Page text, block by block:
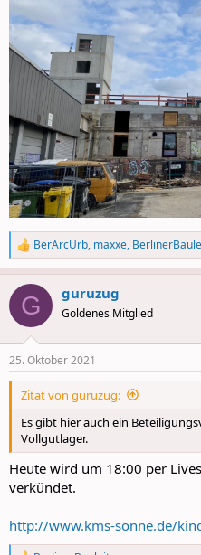
R
e
a
c
i
s
:
BerArcUrb, maxxe,
G guruzug
Goldenes Mitglied
25. Oktober 2021
Zitat von guruzug:
Es gibt hier auch ein
Vollgutlager.
Heute wird um 18:00 per
verkündet.
http://www.kms-sonne.de/